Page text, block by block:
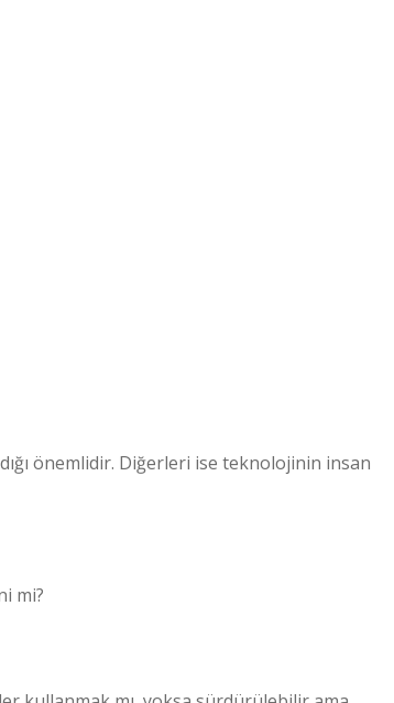
önemlidir. Diğerleri ise teknolojinin insan
mi?